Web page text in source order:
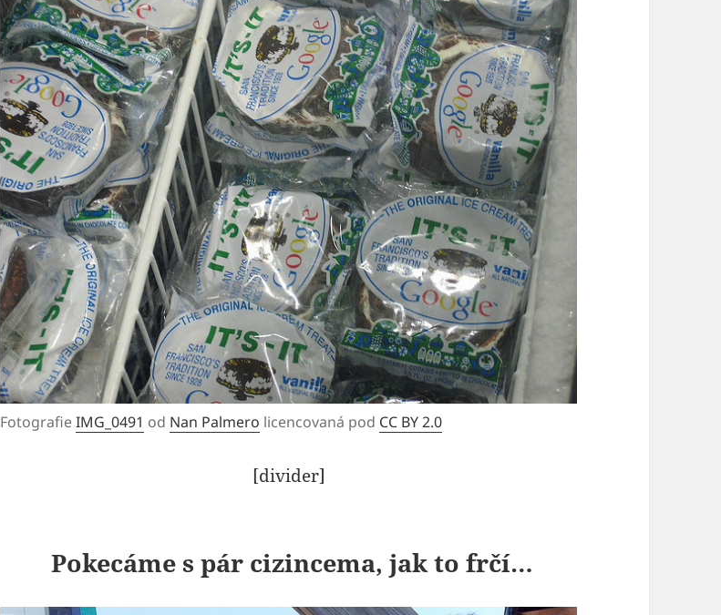
FotografieIMG_0491 od Nan Palmero licencovaná pod CC BY 2.0
[divider]
Pokecáme s pár cizincema, jak to frčí…